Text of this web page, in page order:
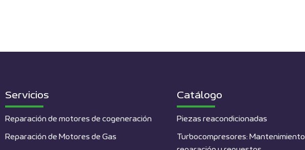
Servicios
Reparación de motores de cogeneración
Reparación de Motores de Gas
Catálogo
Piezas reacondicionadas
Turbocompresores: Mantenimiento,